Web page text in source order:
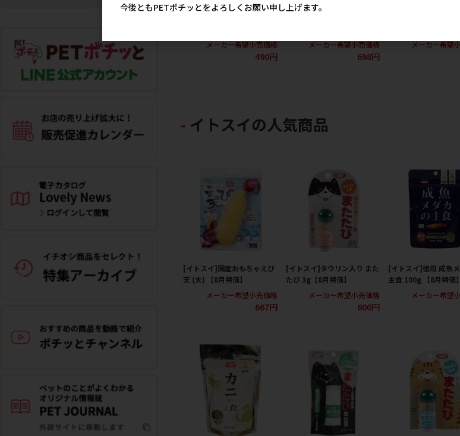
メーカー希望小売価格
490円
メーカー希望小売価格
698円
メーカー希望
イトスイの人気商品
[イトスイ]国産おもちゃえび
天 (大) 【8月特価】
メーカー希望小売価格
667円
[イトスイ]タウリン入り また
たび 3g【8月特価】
メーカー希望小売価格
600円
[イトスイ]徳用 成魚
主食 100g 【8月特価】
メーカー希望
今後ともPETポチッとをよろしくお願い申し上げます。